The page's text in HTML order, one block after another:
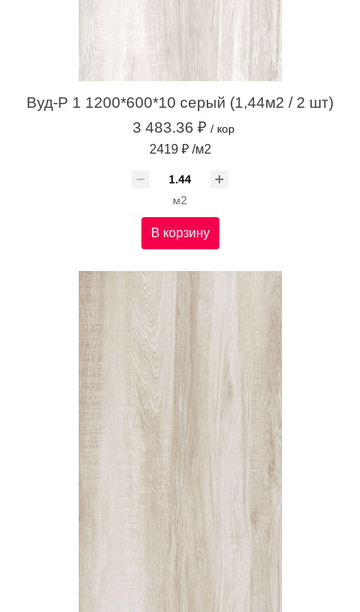
Вуд-Р 1 1200*600*10 серый (1,44м2 / 2 шт)
3 483.36 ₽ / кор
2419 ₽ /м2
м2
В корзину